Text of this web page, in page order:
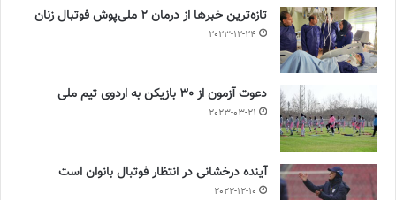
تازه‌ترین خبرها از درمان ۲ ملی‌پوش فوتبال زنان
2023-12-24
دعوت آزمون از 30 بازیکن به اردوی تیم ملی
2023-03-21
آینده درخشانی در انتظار فوتبال بانوان است
2022-12-10